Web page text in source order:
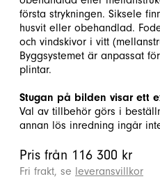
första strykningen. Siksele
husvit eller obehandlad.
och vindskivor i vitt
Byggsystemet är anpassat
plintar.
Stugan på bilden visar ett
Val av tillbehör görs i
annan lös inredning ingår
Pris från 116 300 kr
Fri frakt, se leveransvillkor